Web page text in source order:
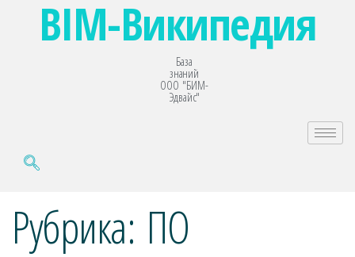
BIM-Википедия
База
знаний
ООО "БИМ-
Эдвайс"
Рубрика: ПО